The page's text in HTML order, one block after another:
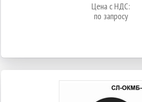
Цена с НДС:
по запросу